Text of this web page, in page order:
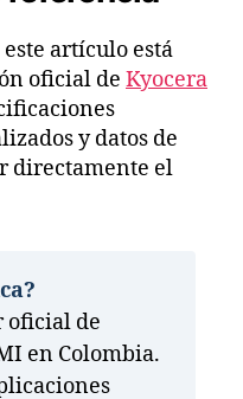
artículo está
oficial de Kyocera
y datos de
directamente el
oficial de
en Colombia.